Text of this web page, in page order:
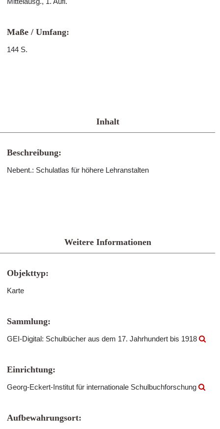
Maße / Umfang:
144 S.
Inhalt
Beschreibung:
Nebent.: Schulatlas für höhere Lehranstalten
Weitere Informationen
Objekttyp:
Karte
Sammlung:
GEI-Digital: Schulbücher aus dem 17. Jahrhundert bis 1918
Einrichtung:
Georg-Eckert-Institut für internationale Schulbuchforschung
Aufbewahrungsort: